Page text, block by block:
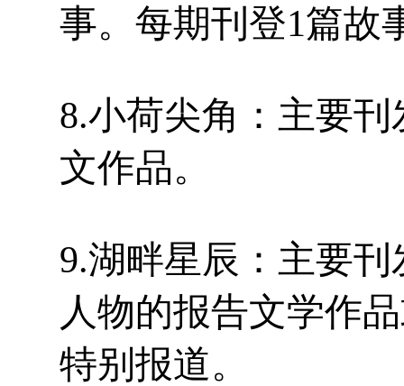
事。每期刊登1篇故
8.小荷尖角：主要
文作品。
9.湖畔星辰：主要
人物的报告文学作
特别报道。